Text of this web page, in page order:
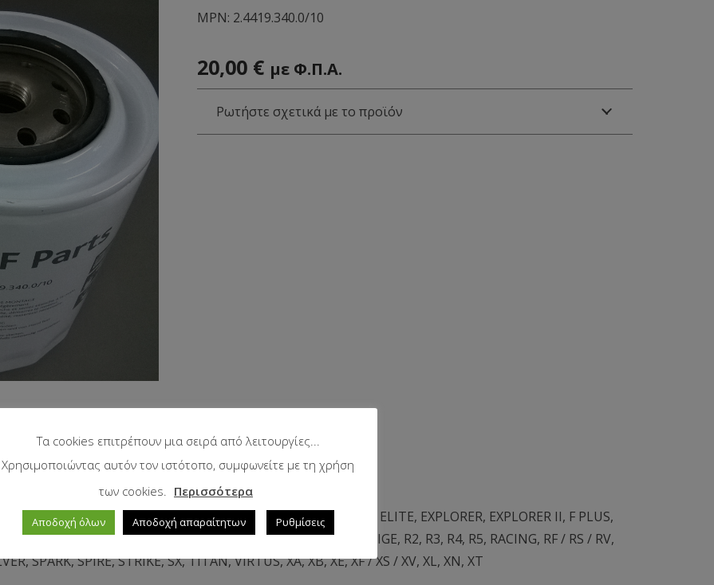
MPN: 2.4419.340.0/10
20,00 € με Φ.Π.Α.
Ρωτήστε σχετικά με το προϊόν
ANTARES, ARGON,CHAMPION,CRONO CROSS,DORADO ELITE, EXPLORER, EXPLORER II, F PLUS,
GOLDEN,GRAND PRIX,MATSER,N / N CROSS ,PREMIUM, PRESTIGE, R2, R3, R4, R5, RACING, RF / RS / RV,
,SPARK,SPIRE,STRIKE,SX,TITAN,VIRTUS,XA,XB,XE,XF / XS / XV, XL, XN, XT
Τα cookies επιτρέπουν μια σειρά από λειτουργίες...
Χρησιμοποιώντας αυτόν τον ιστότοπο, συμφωνείτε με τη χρήση
των cookies.
Περισσότερα
Αποδοχή όλων Αποδοχή απαραίτητων Ρυθμίσεις